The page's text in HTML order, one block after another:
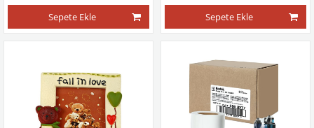
Sepete Ekle Sepete Ekle